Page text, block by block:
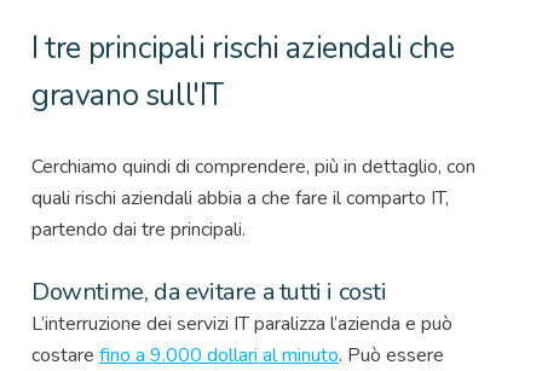
I tre principali rischi aziendali che
gravano sull'IT
Cerchiamo quindi di comprendere, più in dettaglio, con
quali rischi aziendali abbia a che fare il comparto IT,
partendo dai tre principali.
Downtime, da evitare a tutti i costi
L’interruzione dei servizi IT paralizza l’azienda e può
costare fino a 9.000 dollari al minuto. Può essere